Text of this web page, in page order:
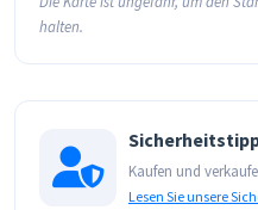
halten.
Kaufen und
Lesen Sie unsere